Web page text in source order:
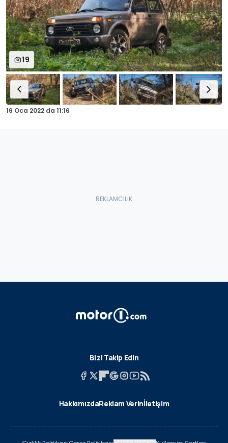
19
16 Oca 2022 da 11:16
Bizi Takip Edin
HakkımızdaReklam Verinİletişim